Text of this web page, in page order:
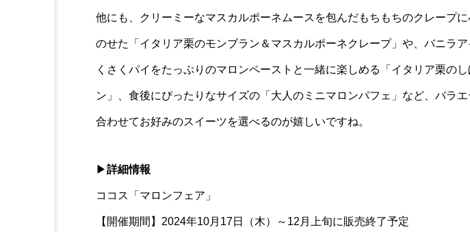
他にも、クリーミーなマスカルポーネムースを包んだもちもちのクレープ
のせた「イタリア栗のモンブラン＆マスカルポーネクレープ」や、バニラ
くさくパイをたっぷりのマロンペーストと一緒に楽しめる「イタリア栗の
ン」、食後にぴったりなサイズの「大人のミニマロンパフェ」など、バラ
合わせてお好みのスイーツを選べるのが嬉しいですね。
▶詳細情報
ココス「マロンフェア」
【開催期間】2024年10月17日（木）～12月上旬に販売終了予定